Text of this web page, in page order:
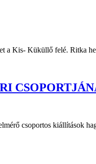
a Kis- Küküllő felé. Ritka
csoportos kiállítások